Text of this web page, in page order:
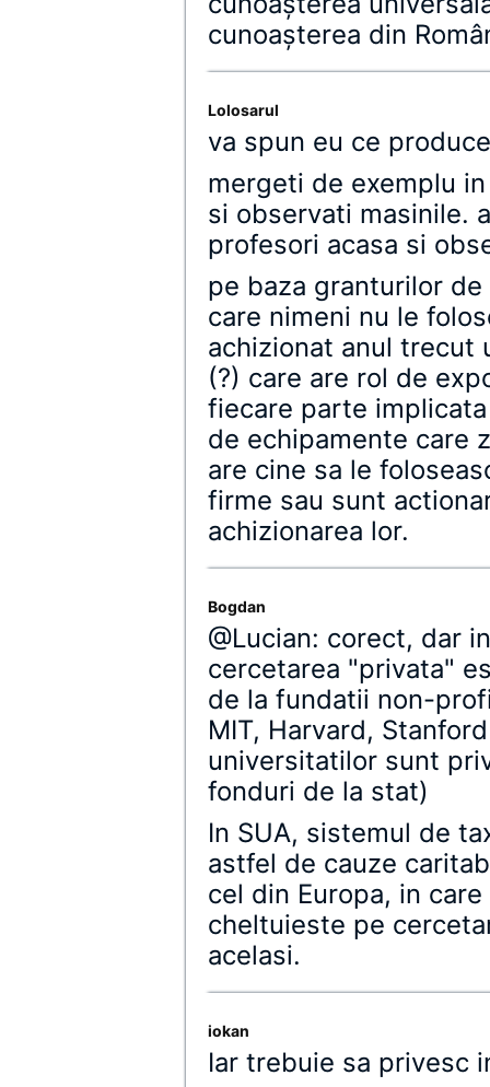
cunoaşterea din
Lolosarul
va spun eu ce
mergeti de exemplu
si observati masinile.
profesori acasa si
pe baza granturilor
care nimeni nu le
achizionat anul trecut
(?) care are rol de
fiecare parte
de echipamente care
are cine sa le
firme sau sunt
achizionarea lor.
Bogdan
@Lucian: corect, dar
cercetarea "privata"
de la fundatii non-
MIT, Harvard,
universitatilor sunt
fonduri de la stat)
In SUA, sistemul de
astfel de cauze
cel din Europa, in
cheltuieste pe
acelasi.
iokan
Iar trebuie sa privesc